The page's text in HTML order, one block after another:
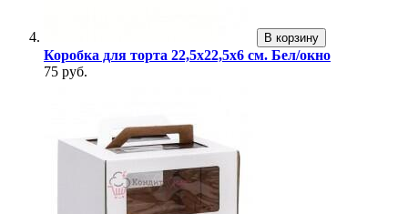
В корзину
Коробка для торта 22,5х22,5х6 см. Бел/окно
75 руб.